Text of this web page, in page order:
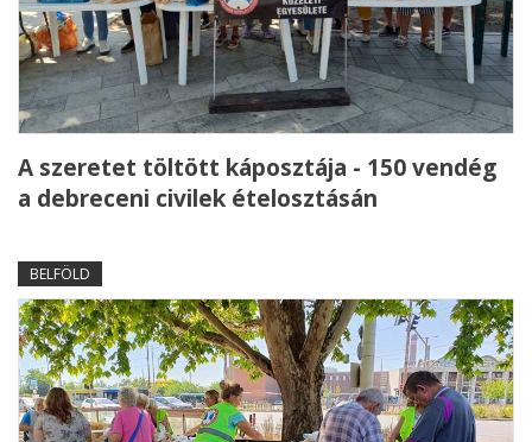
A szeretet töltött káposztája - 150 vendég
a debreceni civilek ételosztásán
BELFÖLD